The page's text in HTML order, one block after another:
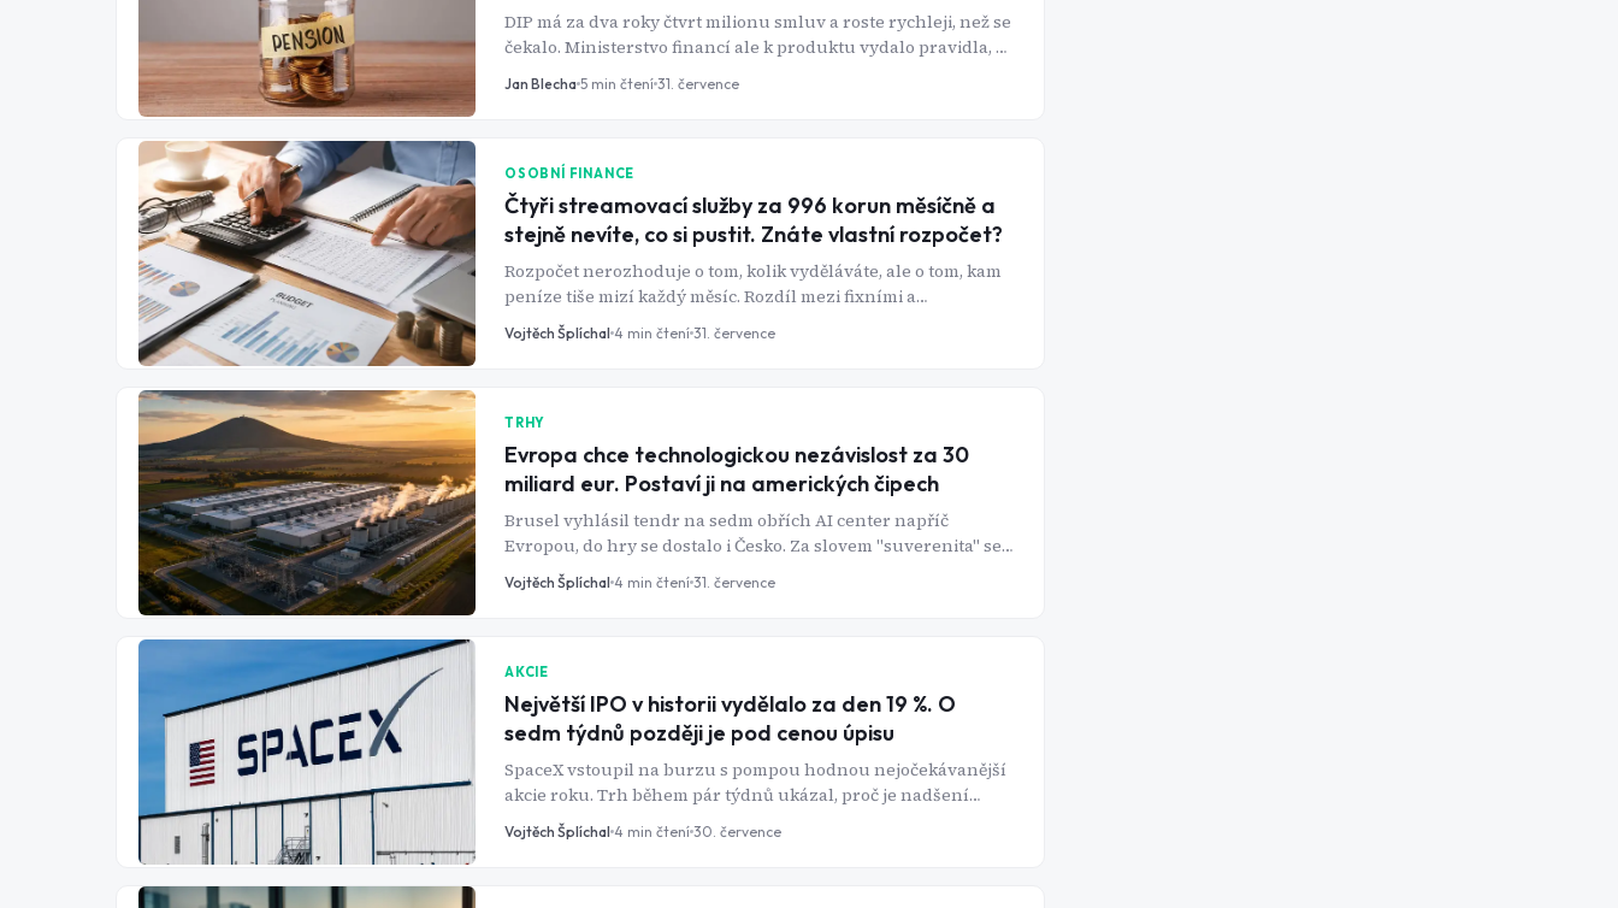
DIP má za dva roky čtvrt milionu smluv a roste rychleji, než se
čekalo. Ministerstvo financí ale k produktu vydalo pravidla, ze
kterých tři podstatná v žádné reklamě nenajdete.
Jan Blecha 5 min čtení 31. července
OSOBNÍ FINANCE
Čtyři streamovací služby za 996 korun měsíčně a
stejně nevíte, co si pustit. Znáte vlastní rozpočet?
Rozpočet nerozhoduje o tom, kolik vyděláváte, ale o tom, kam
peníze tiše mizí každý měsíc. Rozdíl mezi fixními a
variabilními výdaji je přitom klíč, který většina lidí nikdy
pořádně nepoužije.
Vojtěch Šplíchal 4 min čtení 31. července
TRHY
Evropa chce technologickou nezávislost za 30
miliard eur. Postaví ji na amerických čipech
Brusel vyhlásil tendr na sedm obřích AI center napříč
Evropou, do hry se dostalo i Česko. Za slovem "suverenita" se
ale skrývá jedna nepříjemná pravda.
Vojtěch Šplíchal 4 min čtení 31. července
AKCIE
Největší IPO v historii vydělalo za den 19 %. O
sedm týdnů později je pod cenou úpisu
SpaceX vstoupil na burzu s pompou hodnou nejočekávanější
akcie roku. Trh během pár týdnů ukázal, proč je nadšení
kolem prvního dne obchodování často špatný rádce.
Vojtěch Šplíchal 4 min čtení 30. července